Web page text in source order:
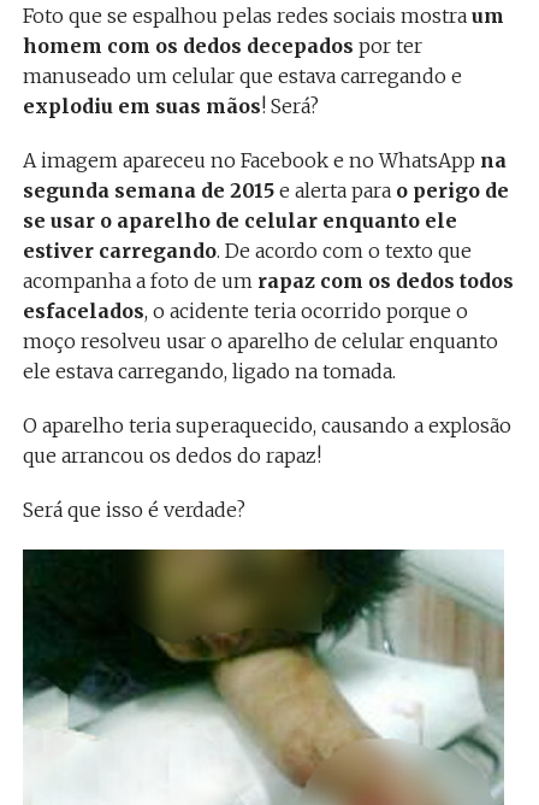
Foto que se espalhou pelas redes sociais mostra um
homem com os dedos decepados por ter
manuseado um celular que estava carregando e
explodiu em suas mãos! Será?
A imagem apareceu no Facebook e no WhatsApp na
segunda semana de 2015e alerta para o perigo de
se usar o aparelho de celular enquanto ele
estiver carregando. De acordo com o texto que
acompanha a foto de um rapaz com os dedos todos
esfacelados, o acidente teria ocorrido porque o
moço resolveu usar o aparelho de celular enquanto
ele estava carregando, ligado na tomada.
O aparelho teria superaquecido, causando a explosão
que arrancou os dedos do rapaz!
Será que isso é verdade?